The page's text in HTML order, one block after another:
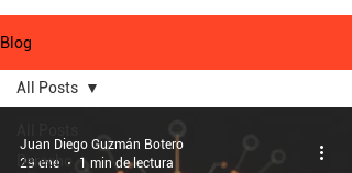
Blog
Derecho
All Posts
Juan Diego Guzmán Botero
29 ene
1 min de lectura